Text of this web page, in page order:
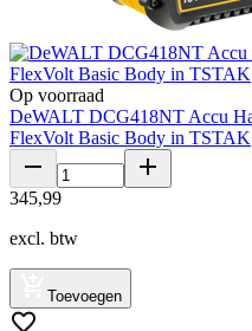
Op voorraad
DeWALT DCG418NT Accu
FlexVolt Basic Body in TSTAK
345,99
excl. btw
Toevoegen